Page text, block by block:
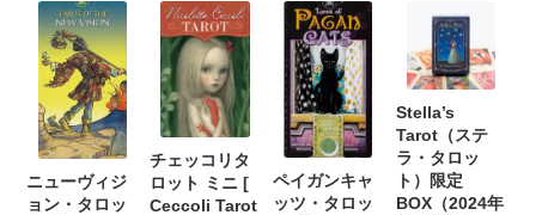
ニューヴィジ
ョン・タロッ
チェッコリタ
ロット ミニ [
Ceccoli Tarot
ペイガンキャ
ッツ・タロッ
Stella’s
Tarot（ステ
ラ・タロッ
ト）限定
BOX（2024年